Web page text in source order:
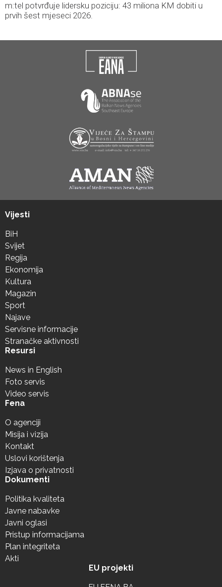
m:tel potvrđuje lidersku poziciju: 43 miliona KM dobiti u
prvih šest mjeseci 2026.
Vijesti
BiH
Svijet
Regija
Ekonomija
Kultura
Magazin
Sport
Najave
Servisne informacije
Stranačke aktivnosti
Resursi
News in English
Foto servis
Video servis
Fena
O agenciji
Misija i vizija
Kontakt
Uslovi korištenja
Izjava o privatnosti
Dokumenti
Politika kvaliteta
Javne nabavke
Javni oglasi
Pristup informacijama
Plan integriteta
Akti
EU projekti